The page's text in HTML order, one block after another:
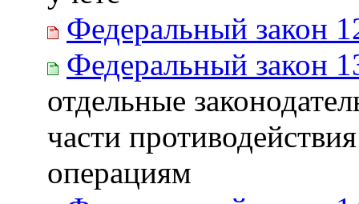
Федеральный закон
Федеральный закон
отдельные
части
операциям